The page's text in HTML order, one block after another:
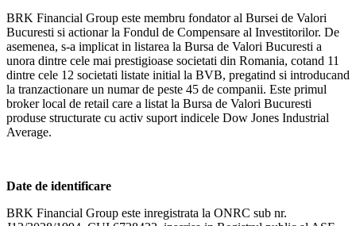
BRK Financial Group este membru fondator al Bursei de Valori
Bucuresti si actionar la Fondul de Compensare al Investitorilor. De
asemenea, s-a implicat in listarea la Bursa de Valori Bucuresti a
unora dintre cele mai prestigioase societati din Romania, cotand 11
dintre cele 12 societati listate initial la BVB, pregatind si introducand
la tranzactionare un numar de peste 45 de companii. Este primul
broker local de retail care a listat la Bursa de Valori Bucuresti
produse structurate cu activ suport indicele Dow Jones Industrial
Average.
Date de identificare
BRK Financial Group este inregistrata la ONRC sub nr.